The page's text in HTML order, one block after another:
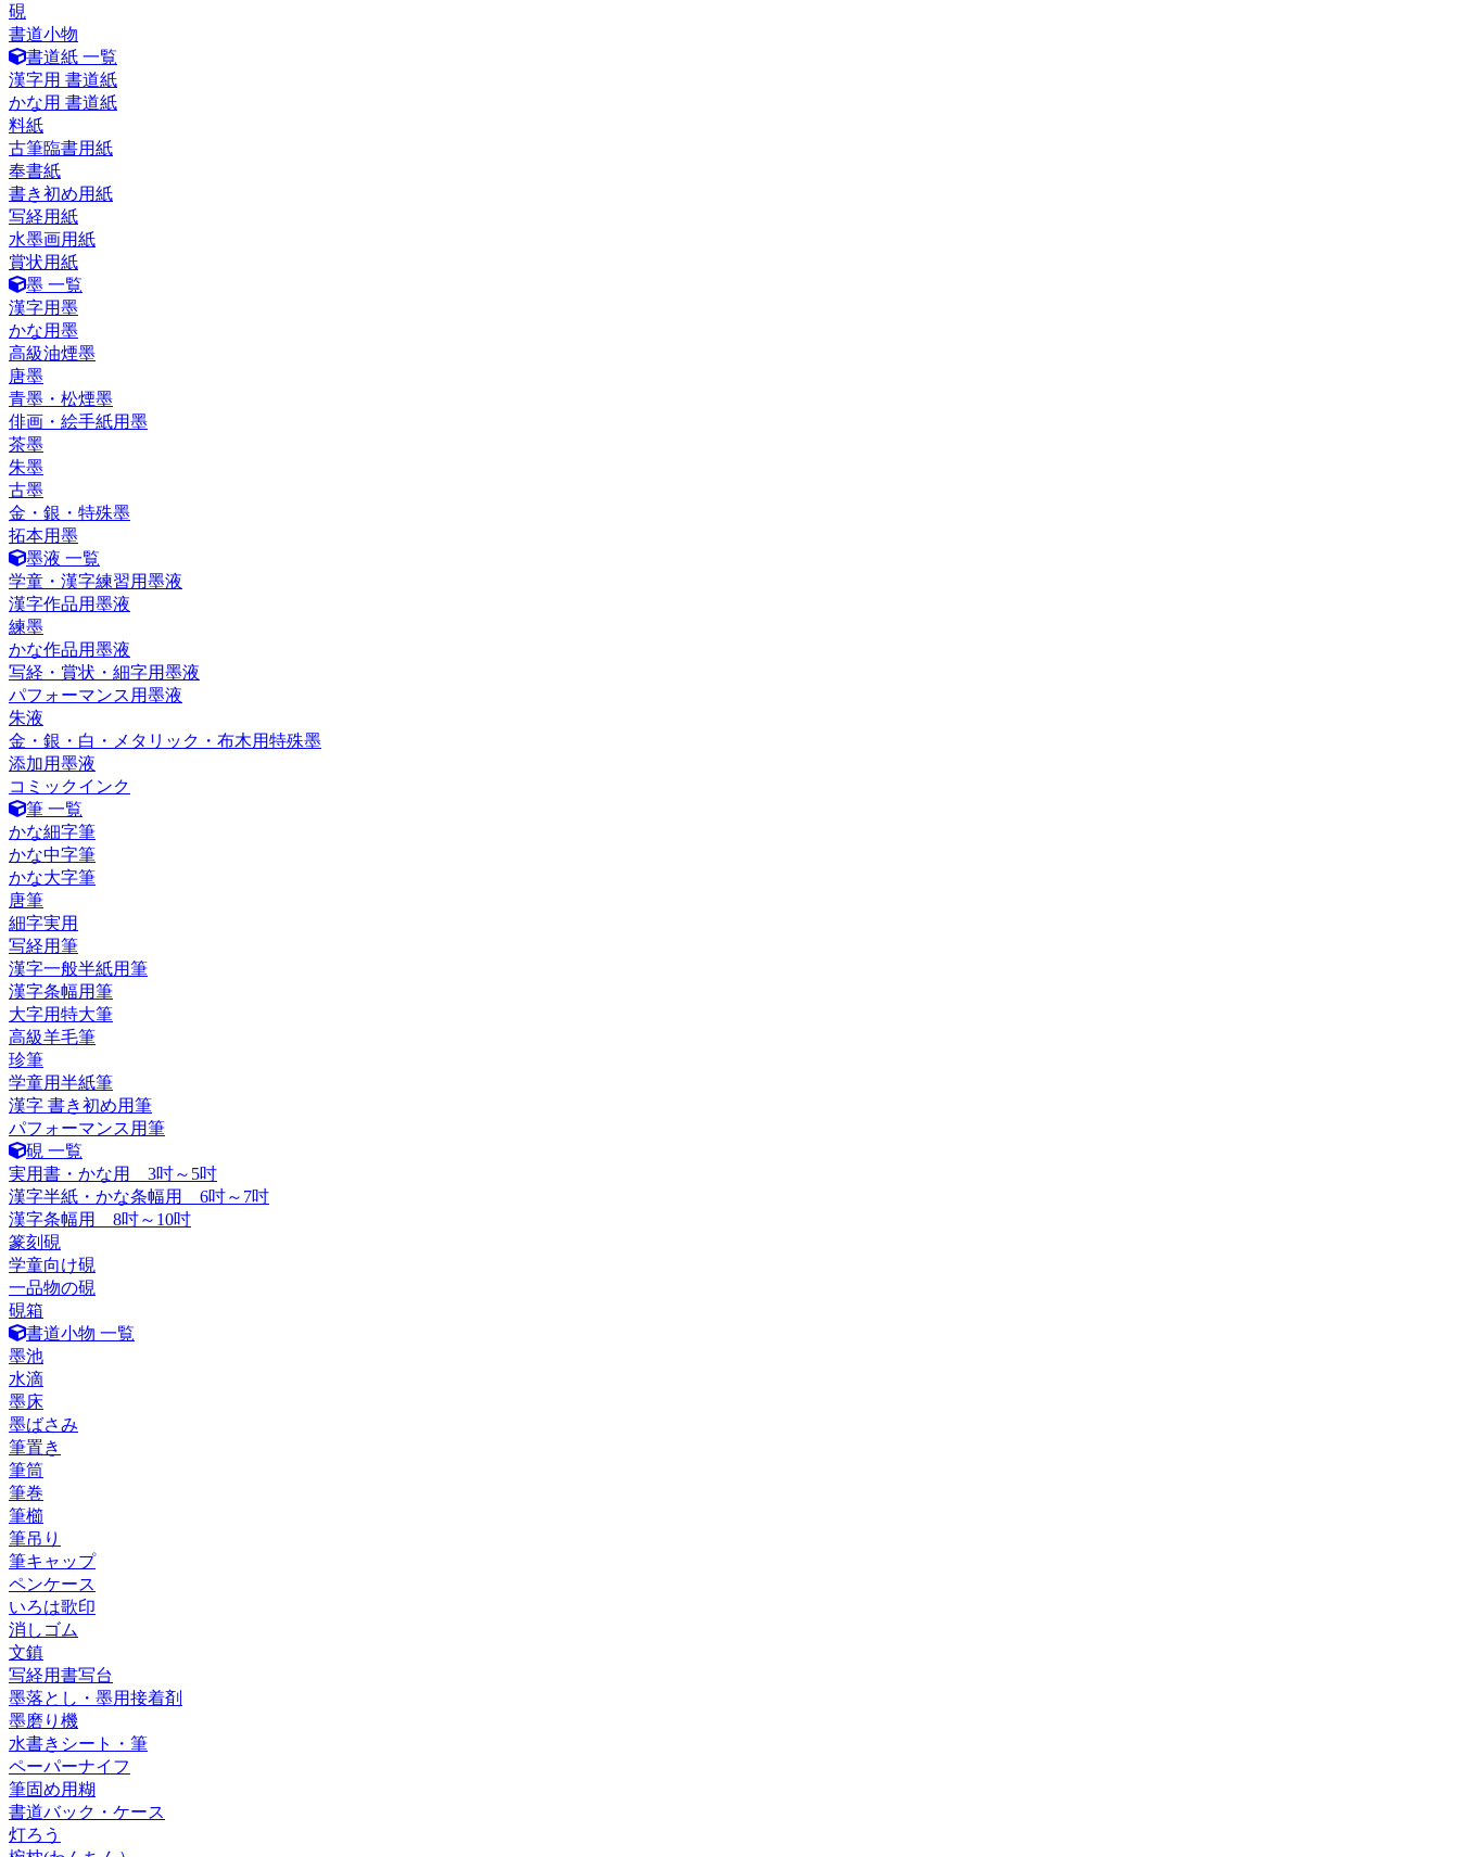
硯
書道小物
書道紙 一覧
漢字用 書道紙
かな用 書道紙
料紙
古筆臨書用紙
奉書紙
書き初め用紙
写経用紙
水墨画用紙
賞状用紙
墨 一覧
漢字用墨
かな用墨
高級油煙墨
唐墨
青墨・松煙墨
俳画・絵手紙用墨
茶墨
朱墨
古墨
金・銀・特殊墨
拓本用墨
墨液 一覧
学童・漢字練習用墨液
漢字作品用墨液
練墨
かな作品用墨液
写経・賞状・細字用墨液
パフォーマンス用墨液
朱液
金・銀・白・メタリック・布木用特殊墨
添加用墨液
コミックインク
筆 一覧
かな細字筆
かな中字筆
かな大字筆
唐筆
細字実用
写経用筆
漢字一般半紙用筆
漢字条幅用筆
大字用特大筆
高級羊毛筆
珍筆
学童用半紙筆
漢字 書き初め用筆
パフォーマンス用筆
硯 一覧
実用書・かな用 3吋～5吋
漢字半紙・かな条幅用 6吋～7吋
漢字条幅用 8吋～10吋
篆刻硯
学童向け硯
一品物の硯
硯箱
書道小物 一覧
墨池
水滴
墨床
墨ばさみ
筆置き
筆筒
筆巻
筆櫛
筆吊り
筆キャップ
ペンケース
いろは歌印
消しゴム
文鎮
写経用書写台
墨落とし・墨用接着剤
墨磨り機
水書きシート・筆
ペーパーナイフ
筆固め用糊
書道バック・ケース
灯ろう